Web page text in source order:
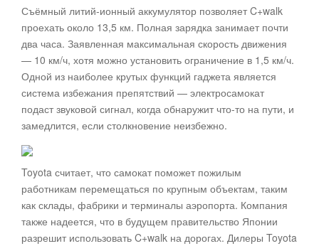
Съёмный литий-ионный аккумулятор позволяет C+walk
проехать около 13,5 км. Полная зарядка занимает почти
два часа. Заявленная максимальная скорость движения
— 10 км/ч, хотя можно установить ограничение в 1,5 км/ч.
Одной из наиболее крутых функций гаджета является
система избежания препятствий — электросамокат
подаст звуковой сигнал, когда обнаружит что-то на пути, и
замедлится, если столкновение неизбежно.
Toyota считает, что самокат поможет пожилым
работникам перемещаться по крупным объектам, таким
как склады, фабрики и терминалы аэропорта. Компания
также надеется, что в будущем правительство Японии
разрешит использовать C+walk на дорогах. Дилеры Toyota